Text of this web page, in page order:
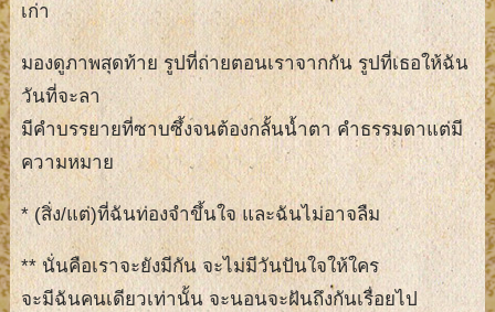
เก่า
มองดูภาพสุดท้าย รูปที่ถ่ายตอนเราจากกัน รูปที่เธอให้ฉัน
วันที่จะลา
มีคำบรรยายที่ซาบซึ้งจนต้องกลั้นน้ำตา คำธรรมดาแต่มี
ความหมาย
* (สิ่ง/แต่)ที่ฉันท่องจำขึ้นใจ และฉันไม่อาจลืม
** นั่นคือเราจะยังมีกัน จะไม่มีวันปันใจให้ใคร
จะมีฉันคนเดียวเท่านั้น จะนอนจะฝันถึงกันเรื่อยไป